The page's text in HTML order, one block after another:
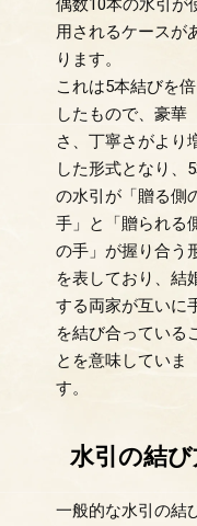
偶数10本の水引が
用されるケースが
ります。
これは5本結びを
したもので、豪華
さ、丁寧さがより
した形式となり、
の水引が「贈る側
手」と「贈られる
の手」が握り合う
を表しており、結
する両家が互いに
を結び合っている
とを意味していま
す。
水引の結び
一般的な水引の結